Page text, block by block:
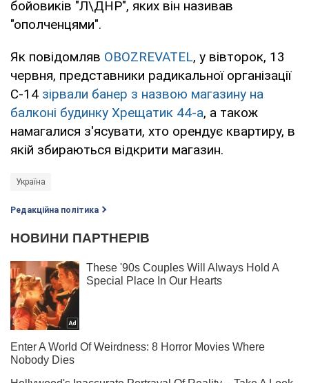
бойовиків "Л\ДНР", яких він називав
"ополченцями".
Як повідомляв OBOZREVATEL, у вівторок, 13
червня, представники радикальної організації
С-14 зірвали банер з назвою магазину на
балконі будинку Хрещатик 44-а, а також
намагалися з'ясувати, хто орендує квартиру, в
якій збираються відкрити магазин.
Україна
Редакційна політика